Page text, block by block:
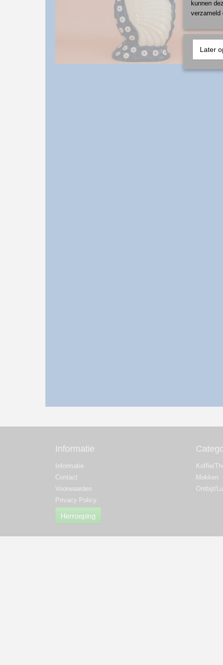
Informatie
Informatie
Contact
Voorwaarden
Privacy Policy
Herroeping
Koffie/
Mokken
Ontbijt/
kunnen
verzameld
Later